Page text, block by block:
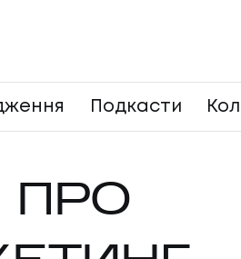
Подкасти
ПРО